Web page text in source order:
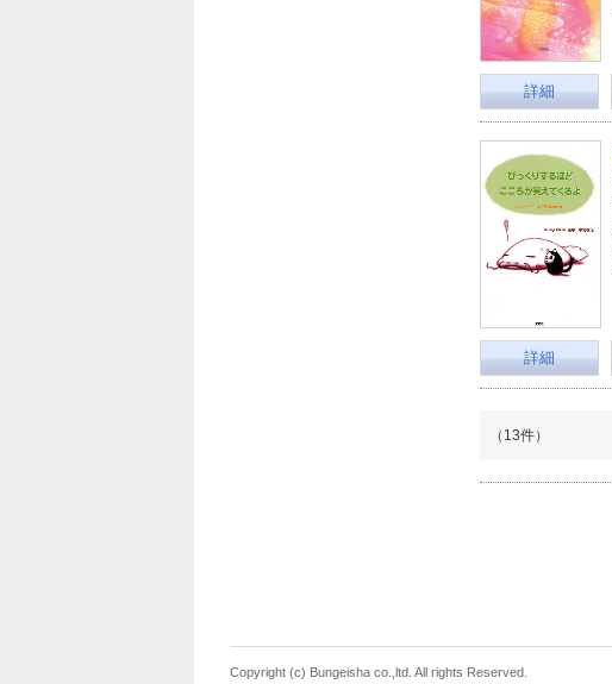
詳細
詳細
（13件）
Copyright (c) Bungeisha co.,ltd. All rights Reserved.